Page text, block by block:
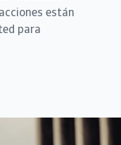
están
para